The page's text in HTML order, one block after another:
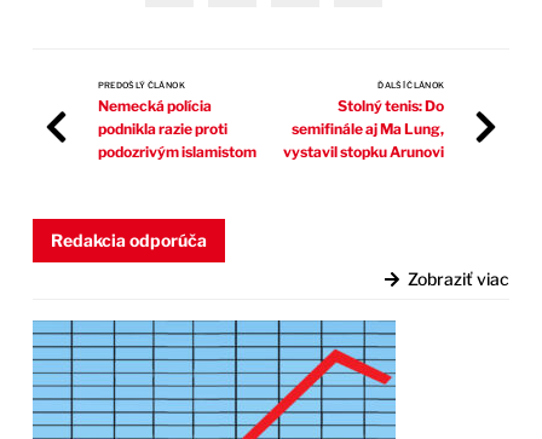
PREDOŠLÝ ČLÁNOK
Nemecká polícia
podnikla razie proti
podozrivým islamistom
ĎALŠÍ ČLÁNOK
Stolný tenis: Do
semifinále aj Ma Lung,
vystavil stopku Arunovi
Redakcia odporúča
Zobraziť viac